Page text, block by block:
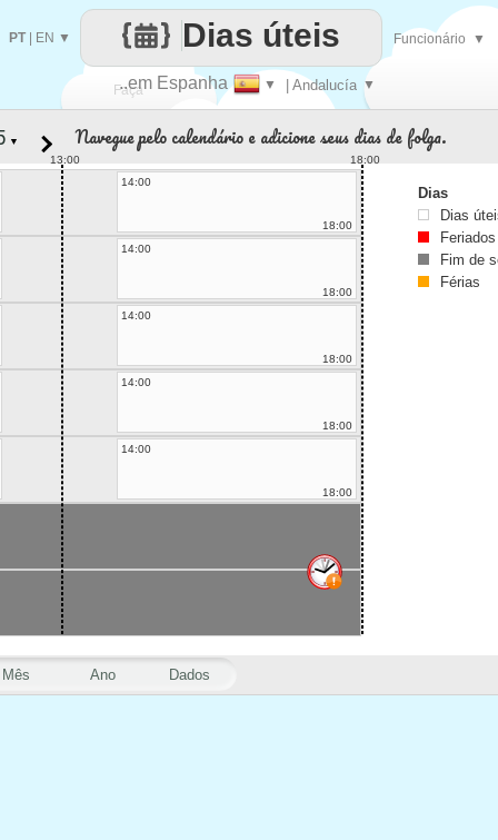
Faça
..em Espanha ▼ | Andalucía ▼
Dias úteis
PT| EN ▼ Funcionário ▼
Mês Ano Dados
▼ Navegue pelo calendário e adicione seus dias de folga.
13:00
18:00
14:00
18:00
14:00
18:00
14:00
18:00
14:00
18:00
14:00
18:00
Dias
Dias
Feriados
Fim de
Férias